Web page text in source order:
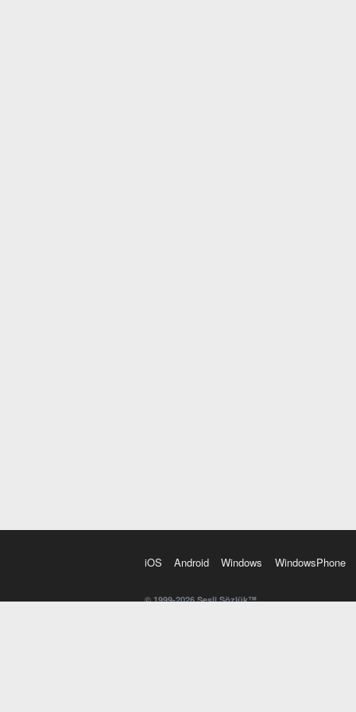
iOS Android Windows WindowsPhone
© 1999-2026 Sesli Sözlük™